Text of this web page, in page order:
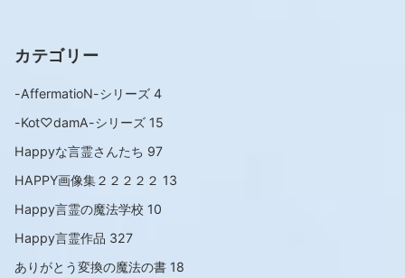
カテゴリー
-AffermatioN-シリーズ 4
-Kot♡damA-シリーズ 15
Happyな言霊さんたち 97
HAPPY画像集２２２２２ 13
Happy言霊の魔法学校 10
Happy言霊作品 327
ありがとう変換の魔法の書 18